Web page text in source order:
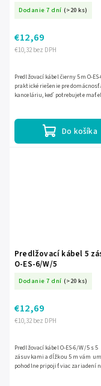
Dodanie 7 dní (>20 ks)
€10,32 bez DPH
€12,69
Do košíka
Predlžovací kábel čierny 5m O-
praktické riešenie pre domácnosť
kanceláriu, keď potrebujete mať
Predlžovací kábel 5
O-ES-6/W/5
Dodanie 7 dní (>20 ks)
€10,32 bez DPH
€12,69
Predlžovací kábel O-ES-6/W/5 s 5
zásuvkami a dĺžkou 5 m vám
pohodlne pripojiť viac zariadení